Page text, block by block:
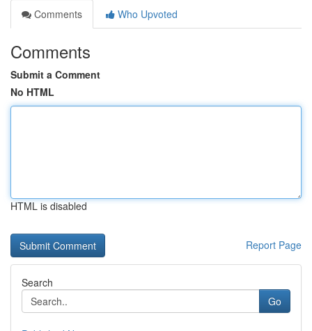
Comments
Who Upvoted
Comments
Submit a Comment
No HTML
HTML is disabled
Report Page
Search
Go